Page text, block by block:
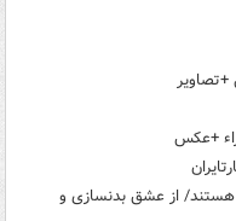
+تصاویر
+عکس
از عشق بدنسازی و